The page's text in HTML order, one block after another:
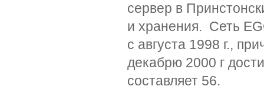
сервер в
и хранения. Сеть
с августа 1998 г.,
декабрю 2000 г
составляет 56.